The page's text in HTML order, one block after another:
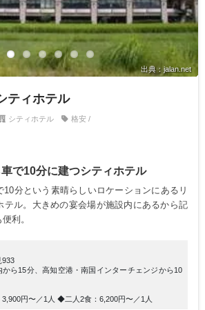
出典：jalan.net
ティホテル
シティホテル 格安 /
で10分に建つシティホテル
分という素晴らしいロケーションにあるリ
テル。大きめの宴会場が施設内にあるから記
利。
933
ら15分、高知空港・南国インターチェンジから10
円〜／1人 ◆二人2食：6,200円〜／1人